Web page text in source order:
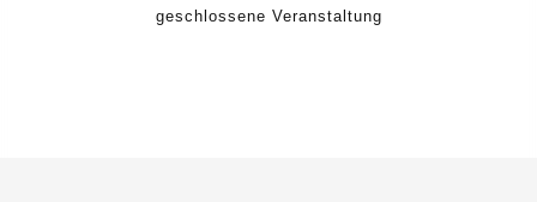
geschlossene Veranstaltung